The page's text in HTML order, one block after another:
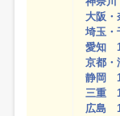
大阪
埼玉
愛知
京都
静岡
三重
広島